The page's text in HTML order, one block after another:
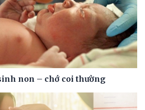
non – chớ coi thường